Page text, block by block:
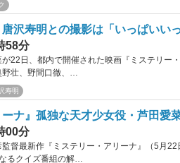
沢寿明との撮影は「いっぱいい
58分
22日、都内で開催された映画『ミステリー
野壮、野間口徹、…
寿明
ーナ』孤独な天才少女役・芦田
00分
督最新作『ミステリー・アリーナ』（5月
るクイズ番組の解…